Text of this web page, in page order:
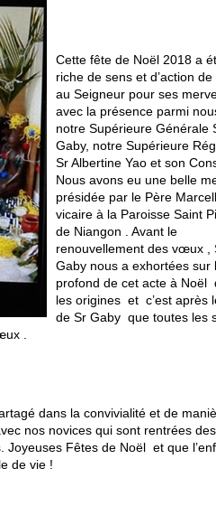
Cette fête de Noël 2018 a
riche de sens et d’action
au Seigneur pour ses
avec la présence parmi
notre Supérieure Générale
Gaby, notre Supérieure
Sr Albertine Yao et son
Nous avons eu une belle
présidée par le Père
vicaire à la Paroisse Saint
de Niangon . Avant le
renouvellement des vœux ,
Gaby nous a exhortées sur
profond de cet acte à Noël
les origines et c’est après
de Sr Gaby que toutes les
.
dans la convivialité et de
nos novices qui sont rentrées des
Joyeuses Fêtes de Noël et que
de vie !